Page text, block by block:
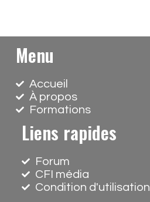
Menu
Accueil
À propos
Formations
Liens rapides
Forum
CFI média
Condition d'utilisation